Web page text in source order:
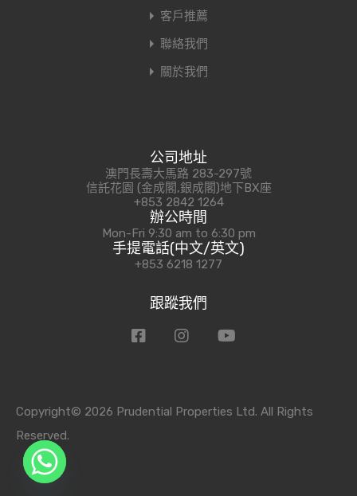
客戶推薦
聯絡我們
關於我們
公司地址
澳門長壽大馬路 283-297號
信託花園 (金成閣,銀成閣)地下BX座
+853 2842 1264
辦公時間
Mon-Fri 9:30 am to 6:30 pm
手提電話(中文/英文)
+853 6218 1277
跟蹤我們
Copyright© 2026 Prudential Properties Ltd. All Rights
Reserved.